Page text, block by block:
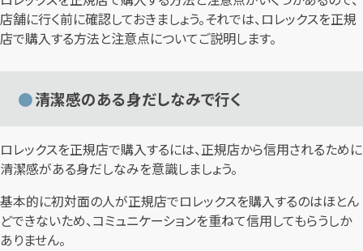
店舗に行く前に確認しておきましょう。それでは、ロレックスを正規
店で購入する方法と注意点についてご説明します。
清潔感のある身だしなみで行く
ロレックスを正規店で購入するには、正規店から信用されるために
清潔感がある身だしなみを意識しましょう。
基本的に初対面の人が正規店でロレックスを購入するのはほとん
どできないため、コミュニケーションを重ねて信用してもらうしか
ありません。